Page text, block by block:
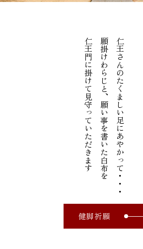
仁王さんのたくましい足にあやかって・・・
願掛けわらじと、願い事を書いた白布を
仁王門に掛けて見守っていただきます
健脚祈願